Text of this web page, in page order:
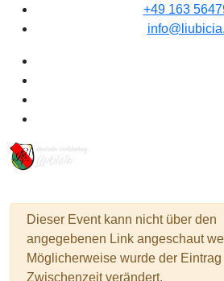
+49 163
Warnung
Dieser Event kann nicht über den
angegebenen Link angeschaut
Möglicherweise wurde der
Zwischenzeit verändert.